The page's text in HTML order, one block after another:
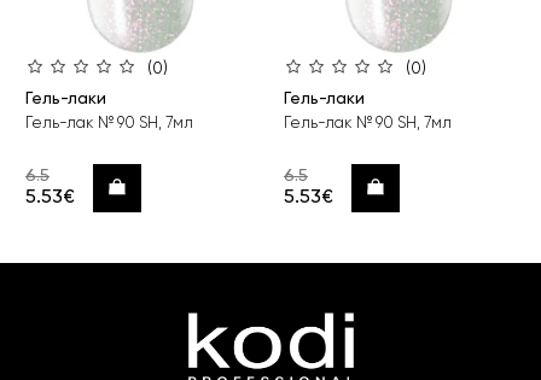
(0)
Гель-лаки
Гель-лак № 90 SH, 7мл
6.5
5.53€ Купить
(0)
Гель-лаки
Гель-лак № 90 SH, 7мл
6.5
5.53€ Купить